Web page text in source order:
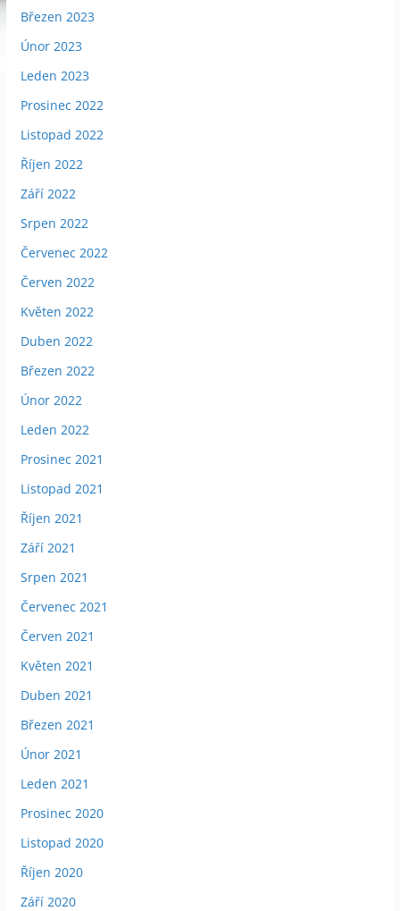
Březen 2023
Únor 2023
Leden 2023
Prosinec 2022
Listopad 2022
Říjen 2022
Září 2022
Srpen 2022
Červenec 2022
Červen 2022
Květen 2022
Duben 2022
Březen 2022
Únor 2022
Leden 2022
Prosinec 2021
Listopad 2021
Říjen 2021
Září 2021
Srpen 2021
Červenec 2021
Červen 2021
Květen 2021
Duben 2021
Březen 2021
Únor 2021
Leden 2021
Prosinec 2020
Listopad 2020
Říjen 2020
Září 2020